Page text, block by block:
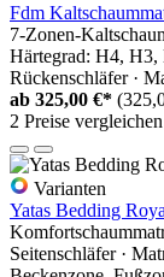
Fdm
7-Zonen-
Härtegrad: H4, H3,
Rückenschläfer ·
ab 325,00 €*
2 Preise vergleichen
Varianten
Yatas Bedding
Seitenschläfer ·